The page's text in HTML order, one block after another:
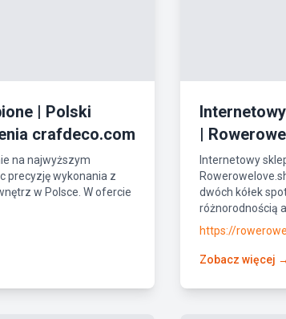
| Polski
crafdeco.com
na najwyższym
precyzję wykonania z
w Polsce. W ofercie
|
Internetowy
dwóch kółek
różnorodnością
https://
Zobacz więcej →